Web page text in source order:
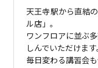
天王寺駅から直結
ル店」。
ワンフロアに並ぶ
しんでいただけます。
毎日変わる講習会